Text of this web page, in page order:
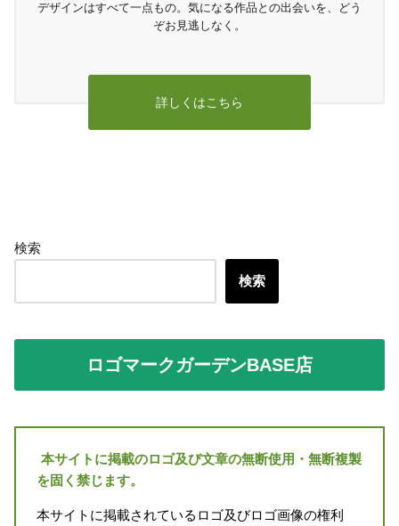
デザインはすべて一点もの。気になる作品との出会いを、どう
ぞお見逃しなく。
詳しくはこちら
検索
検索
ロゴマークガーデンBASE店
本サイトに掲載のロゴ及び文章の無断使用・無断複製
を固く禁じます。
本サイトに掲載されているロゴ及びロゴ画像の権利